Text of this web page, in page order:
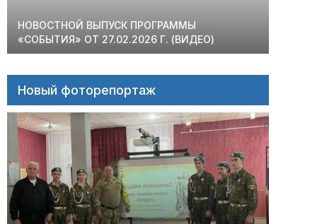
НОВОСТНОЙ ВЫПУСК ПРОГРАММЫ
«СОБЫТИЯ» ОТ 27.02.2026 Г. (ВИДЕО)
Новый фоторепортаж